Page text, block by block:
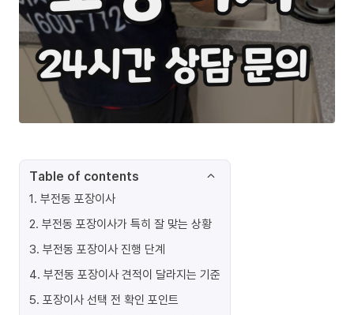
Table of contents
1. 부전동 포장이사
2. 부전동 포장이사가 특히 잘 맞는 상황
3. 부전동 포장이사 진행 단계
4. 부전동 포장이사 견적이 달라지는 기준
5. 포장이사 선택 전 확인 포인트